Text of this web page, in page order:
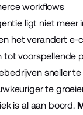
workflows
ligt niet meer
het verandert e-
tot voorspellende
sneller
te
is al aan boord.